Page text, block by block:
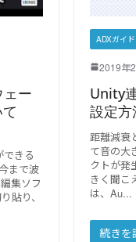
ェー
きる
まで波
集ソフ
貼り、
ADXガイド
2019年
Unity
設定方
距離減衰
て音の大
クトが発
きく聞こ
は、Au
続きを